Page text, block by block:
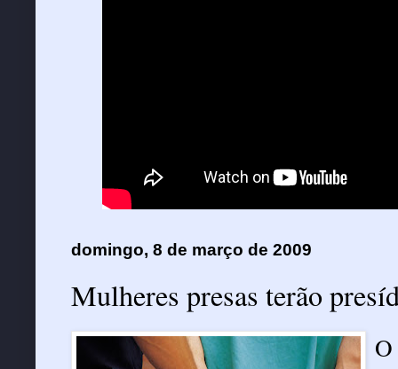
domingo, 8 de março de 2009
Mulheres presas terão